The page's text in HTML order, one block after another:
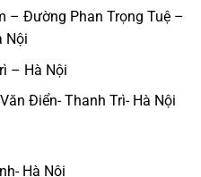
– Đường Phan Trọng Tuệ –
Nội
– Hà Nội
Điển- Thanh Trì- Hà Nội
Hà Nội